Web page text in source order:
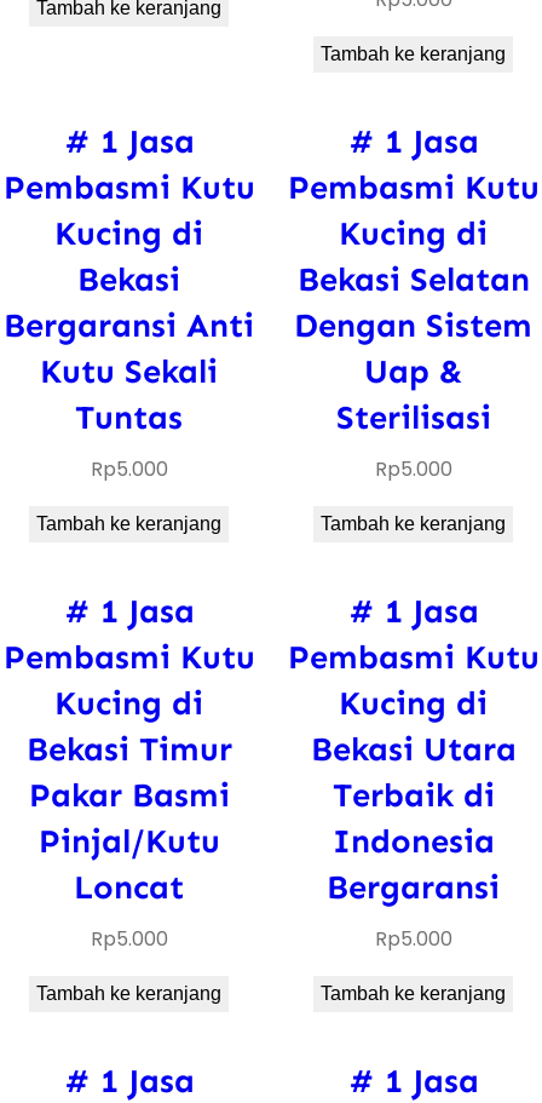
Tambah ke keranjang
Tambah ke keranjang
# 1 Jasa
Pembasmi Kutu
Kucing di
Bekasi
Bergaransi Anti
Kutu Sekali
Tuntas
Rp5.000
Tambah ke keranjang
# 1 Jasa
Pembasmi Kutu
Kucing di
Bekasi Selatan
Dengan Sistem
Uap &
Sterilisasi
Rp5.000
Tambah ke keranjang
# 1 Jasa
Pembasmi Kutu
Kucing di
Bekasi Timur
Pakar Basmi
Pinjal/Kutu
Loncat
Rp5.000
Tambah ke keranjang
# 1 Jasa
Pembasmi Kutu
Kucing di
Bekasi Utara
Terbaik di
Indonesia
Bergaransi
Rp5.000
Tambah ke keranjang
# 1 Jasa
# 1 Jasa